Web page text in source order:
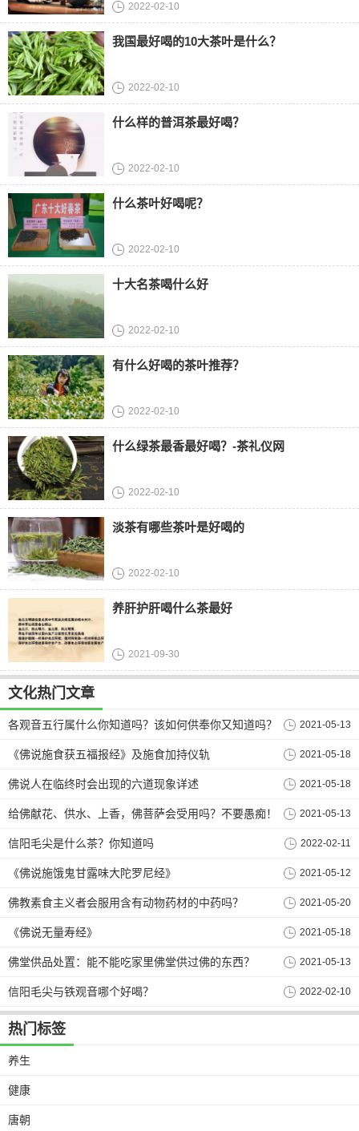
2022-02-10
我国最好喝的10大茶叶是什么？
2022-02-10
什么样的普洱茶最好喝？
2022-02-10
什么茶叶好喝呢？
2022-02-10
十大名茶喝什么好
2022-02-10
有什么好喝的茶叶推荐？
2022-02-10
什么绿茶最香最好喝？-茶礼仪网
2022-02-10
淡茶有哪些茶叶是好喝的
2022-02-10
养肝护肝喝什么茶最好
2021-09-30
文化热门文章
各观音五行属什么你知道吗？该如何供奉你又知道吗？ 2021-05-13
《佛说施食获五福报经》及施食加持仪轨 2021-05-18
佛说人在临终时会出现的六道现象详述 2021-05-18
给佛献花、供水、上香，佛菩萨会受用吗？不要愚痴！ 2021-05-13
信阳毛尖是什么茶？你知道吗 2022-02-11
《佛说施饿鬼甘露味大陀罗尼经》 2021-05-12
佛教素食主义者会服用含有动物药材的中药吗？ 2021-05-20
《佛说无量寿经》 2021-05-18
佛堂供品处置：能不能吃家里佛堂供过佛的东西？ 2021-05-13
信阳毛尖与铁观音哪个好喝？ 2022-02-10
热门标签
养生
健康
唐朝